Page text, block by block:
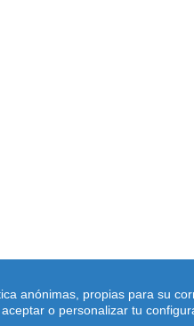
anónimas, propias para su
o personalizar tu